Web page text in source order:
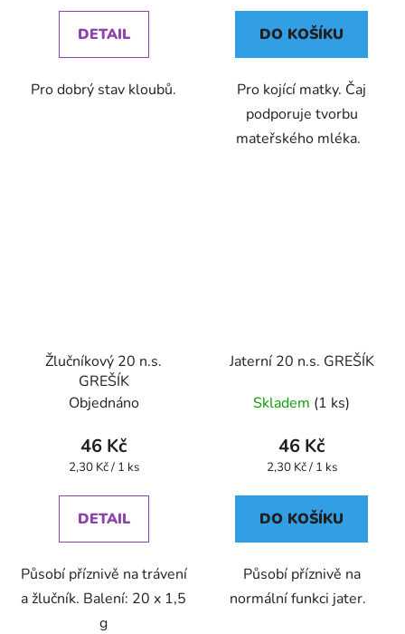
DETAIL
Pro dobrý stav kloubů.
DO KOŠÍKU
Pro kojící matky. Čaj
podporuje tvorbu
mateřského mléka.
Žlučníkový 20 n.s.
GREŠÍK
Objednáno
46 Kč
Měrná
2,30 Kč / 1 ks
DETAIL
Působí příznivě na trávení
a žlučník. Balení: 20 x 1,5
g
Jaterní 20 n.s. GREŠÍK
Skladem (1 ks)
46 Kč
Měrná
2,30 Kč / 1 ks
DO KOŠÍKU
Působí příznivě na
normální funkci jater.